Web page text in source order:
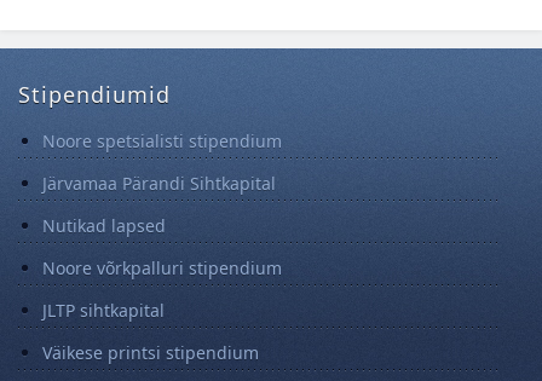
Stipendiumid
Noore spetsialisti stipendium
Järvamaa Pärandi Sihtkapital
Nutikad lapsed
Noore võrkpalluri stipendium
JLTP sihtkapital
Väikese printsi stipendium